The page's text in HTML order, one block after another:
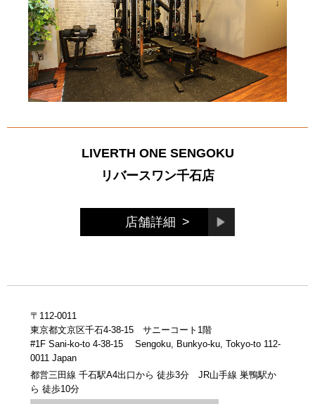
LIVERTH ONE SENGOKU
リバースワン千石店
店舗詳細 >
〒112-0011
東京都文京区千石4-38-15 サニーコート1階
#1F Sani-ko-to 4-38-15 Sengoku, Bunkyo-ku, Tokyo-to 112-
0011 Japan
都営三田線 千石駅A4出口から 徒歩3分 JR山手線 巣鴨駅か
ら 徒歩10分